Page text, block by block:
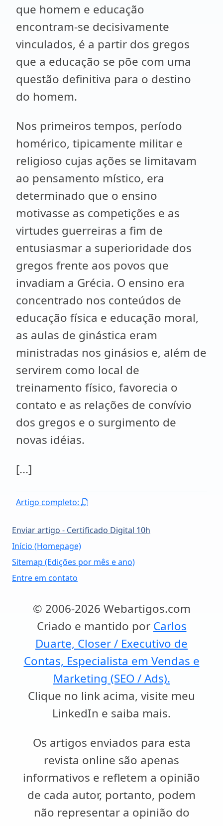
que homem e educação
encontram-se decisivamente
vinculados, é a partir dos gregos
que a educação se põe com uma
questão definitiva para o destino
do homem.
Nos primeiros tempos, período
homérico, tipicamente militar e
religioso cujas ações se limitavam
ao pensamento místico, era
determinado que o ensino
motivasse as competições e as
virtudes guerreiras a fim de
entusiasmar a superioridade dos
gregos frente aos povos que
invadiam a Grécia. O ensino era
concentrado nos conteúdos de
educação física e educação moral,
as aulas de ginástica eram
ministradas nos ginásios e, além de
servirem como local de
treinamento físico, favorecia o
contato e as relações de convívio
dos gregos e o surgimento de
novas idéias.
[...]
Artigo completo:
Enviar artigo - Certificado Digital 10h
Início (Homepage)
Sitemap (Edições por mês e ano)
Entre em contato
© 2006-2026 Webartigos.com
Criado e mantido por Carlos
Duarte, Closer / Executivo de
Contas, Especialista em Vendas e
Marketing (SEO / Ads).
Clique no link acima, visite meu
LinkedIn e saiba mais.
Os artigos enviados para esta
revista online são apenas
informativos e refletem a opinião
de cada autor, portanto, podem
não representar a opinião do